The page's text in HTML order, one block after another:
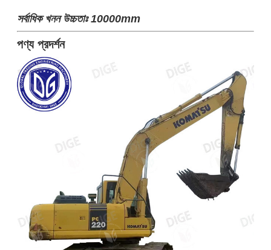
সর্বাধিক খনন উচ্চতাঃ 10000mm
পণ্য প্রদর্শন